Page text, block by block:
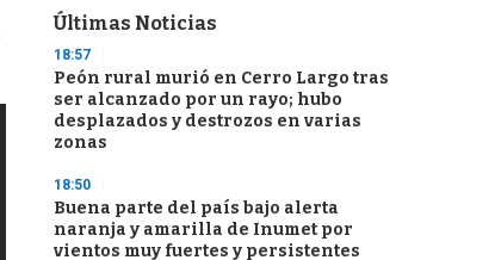
Últimas Noticias
18:57
Peón rural murió en Cerro Largo tras
ser alcanzado por un rayo; hubo
desplazados y destrozos en varias
zonas
18:50
Buena parte del país bajo alerta
naranja y amarilla de Inumet por
vientos muy fuertes y persistentes